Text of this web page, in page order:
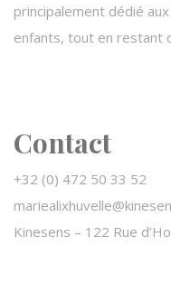
principalement dédié
enfants, tout en restant
Contact
+32 (0) 472 50 33 52
Kinesens – 122 Rue